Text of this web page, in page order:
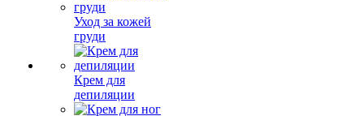
Уход за кожей
груди
Крем для
депиляции